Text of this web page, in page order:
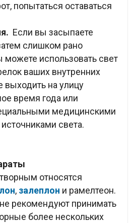
попытаться оставаться
Если вы засыпаете
слишком рано
можете использовать свет
ваших внутренних
на улицу
время года или
медицинскими
света.
относятся
, залеплон и рамелтеон.
рекомендуют принимать
более нескольких